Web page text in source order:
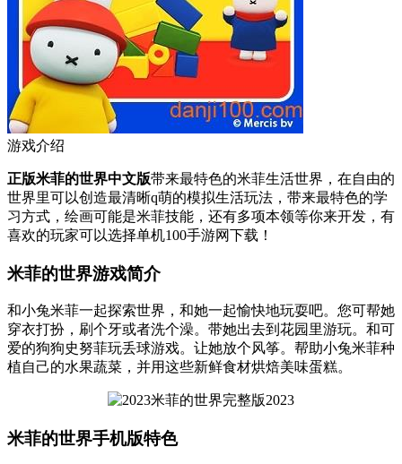
游戏介绍
正版米菲的世界中文版带来最特色的米菲生活世界，在自由的
世界里可以创造最清晰q萌的模拟生活玩法，带来最特色的学
习方式，绘画可能是米菲技能，还有多项本领等你来开发，有
喜欢的玩家可以选择单机100手游网下载！
米菲的世界游戏简介
和小兔米菲一起探索世界，和她一起愉快地玩耍吧。您可帮她
穿衣打扮，刷个牙或者洗个澡。带她出去到花园里游玩。和可
爱的狗狗史努菲玩丢球游戏。让她放个风筝。帮助小兔米菲种
植自己的水果蔬菜，并用这些新鲜食材烘焙美味蛋糕。
米菲的世界手机版特色